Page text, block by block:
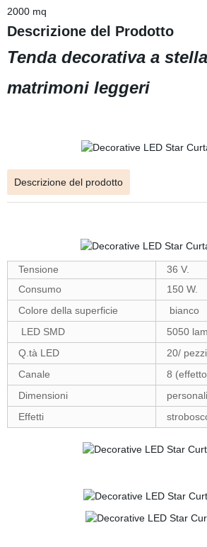
2000 mq
Descrizione del Prodotto
Tenda decorativa a
matrimoni leggeri
Descrizione del prodotto
Tensione
Consumo
150 W.
Colore della superficie
LED SMD
5050
Q.tà LED
20/
Canale
8
Dimensioni
Effetti